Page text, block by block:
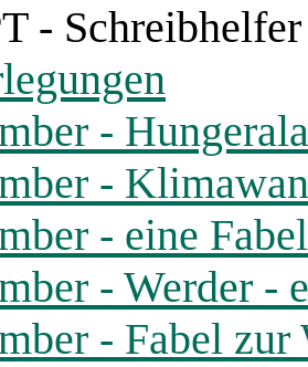
- Schreibhelfer
-
-
- eine
- Werder -
- Fabel zur